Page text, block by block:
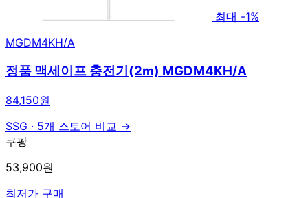
최대 -1%
MGDM4KH/A
정품 맥세이프 충전기(2m) MGDM4KH/A
84,150원
SSG · 5개 스토어 비교 →
쿠팡
53,900원
최저가 구매